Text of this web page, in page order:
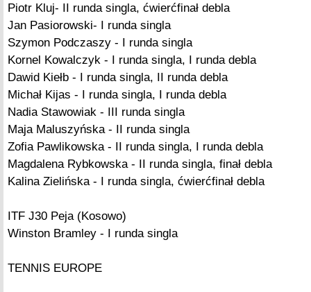
Piotr Kluj- II runda singla, ćwierćfinał debla
Jan Pasiorowski- I runda singla
Szymon Podczaszy - I runda singla
Kornel Kowalczyk - I runda singla, I runda debla
Dawid Kiełb - I runda singla, II runda debla
Michał Kijas - I runda singla, I runda debla
Nadia Stawowiak - III runda singla
Maja Maluszyńska - II runda singla
Zofia Pawlikowska - II runda singla, I runda debla
Magdalena Rybkowska - II runda singla, finał debla
Kalina Zielińska - I runda singla, ćwierćfinał debla
ITF J30 Peja (Kosowo)
Winston Bramley - I runda singla
TENNIS EUROPE